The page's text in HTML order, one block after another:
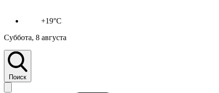
+19°C
Суббота, 8 августа
Поиск